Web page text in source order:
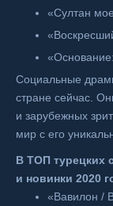
«Султан
Социальные
стране сейчас.
и зарубежных
мир с его
В ТОП турецких
и новинки 2020
«Вавилон /